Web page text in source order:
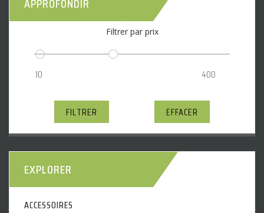
Filtrer par prix
FILTRER EFFACER
EXPLORER
ACCESSOIRES